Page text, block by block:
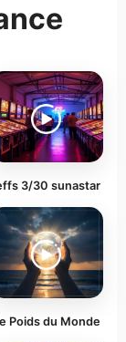
3/30 sunastar
Poids du Monde